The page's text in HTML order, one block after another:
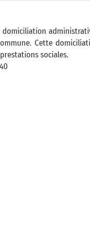
domiciliation
Cette
sociales.